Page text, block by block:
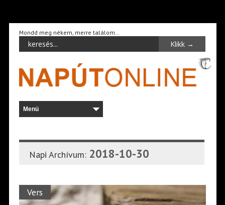
Mondd meg nékem, merre találom…
Napi Archívum: 2018-10-30
Vers